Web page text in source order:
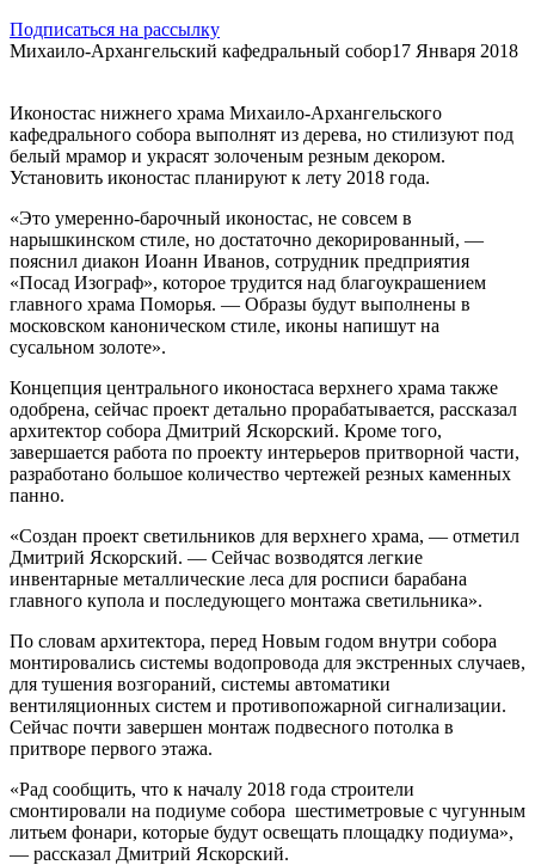
Подписаться на рассылку
Михаило-Архангельский кафедральный собор17 Января 2018
Иконостас нижнего храма Михаило-Архангельского
кафедрального собора выполнят из дерева, но стилизуют под
белый мрамор и украсят золоченым резным декором.
Установить иконостас планируют к лету 2018 года.
«Это умеренно-барочный иконостас, не совсем в
нарышкинском стиле, но достаточно декорированный, —
пояснил диакон Иоанн Иванов, сотрудник предприятия
«Посад Изограф», которое трудится над благоукрашением
главного храма Поморья. — Образы будут выполнены в
московском каноническом стиле, иконы напишут на
сусальном золоте».
Концепция центрального иконостаса верхнего храма также
одобрена, сейчас проект детально прорабатывается, рассказал
архитектор собора Дмитрий Яскорский. Кроме того,
завершается работа по проекту интерьеров притворной части,
разработано большое количество чертежей резных каменных
панно.
«Создан проект светильников для верхнего храма, — отметил
Дмитрий Яскорский. — Сейчас возводятся легкие
инвентарные металлические леса для росписи барабана
главного купола и последующего монтажа светильника».
По словам архитектора, перед Новым годом внутри собора
монтировались системы водопровода для экстренных случаев,
для тушения возгораний, системы автоматики
вентиляционных систем и противопожарной сигнализации.
Сейчас почти завершен монтаж подвесного потолка в
притворе первого этажа.
«Рад сообщить, что к началу 2018 года строители
смонтировали на подиуме собора шестиметровые с чугунным
литьем фонари, которые будут освещать площадку подиума»,
— рассказал Дмитрий Яскорский.